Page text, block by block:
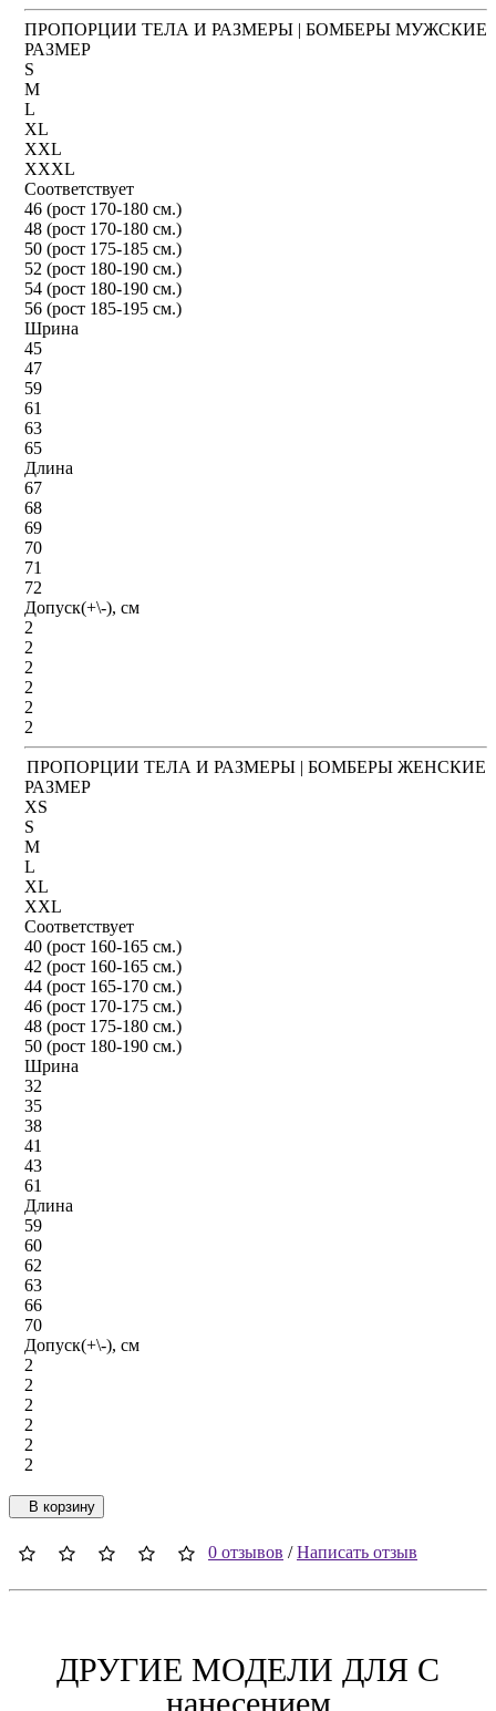
ПРОПОРЦИИ ТЕЛА И РАЗМЕРЫ | БОМБЕРЫ МУЖСКИЕ
РАЗМЕР
S
M
L
XL
XXL
XXXL
Соответствует
46 (рост 170-180 см.)
48 (рост 170-180 см.)
50 (рост 175-185 см.)
52 (рост 180-190 см.)
54 (рост 180-190 см.)
56 (рост 185-195 см.)
Шрина
45
47
59
61
63
65
Длина
67
68
69
70
71
72
Допуск(+\-), см
2
2
2
2
2
2
ПРОПОРЦИИ ТЕЛА И РАЗМЕРЫ | БОМБЕРЫ ЖЕНСКИЕ
РАЗМЕР
XS
S
M
L
XL
XXL
Соответствует
40 (рост 160-165 см.)
42 (рост 160-165 см.)
44 (рост 165-170 см.)
46 (рост 170-175 см.)
48 (рост 175-180 см.)
50 (рост 180-190 см.)
Шрина
32
35
38
41
43
61
Длина
59
60
62
63
66
70
Допуск(+\-), см
2
2
2
2
2
2
В корзину
0 отзывов /Написать отзыв
ДРУГИЕ МОДЕЛИ ДЛЯ C
нанесением